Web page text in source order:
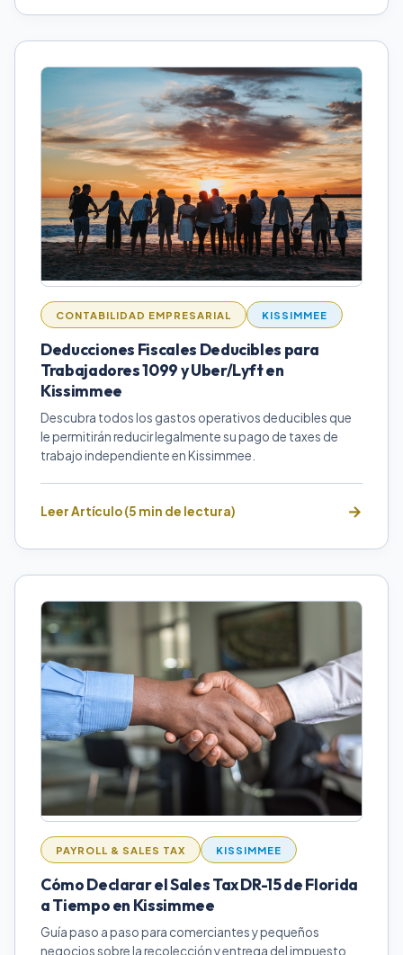
CONTABILIDAD EMPRESARIAL KISSIMMEE
Deducciones Fiscales Deducibles para
Trabajadores 1099 y Uber/Lyft en
Kissimmee
Descubra todos los gastos operativos deducibles que
le permitirán reducir legalmente su pago de taxes de
trabajo independiente en Kissimmee.
Leer Artículo (5 min de lectura)
PAYROLL & SALES TAX KISSIMMEE
Cómo Declarar el Sales Tax DR-15 de Florida
a Tiempo en Kissimmee
Guía paso a paso para comerciantes y pequeños
negocios sobre la recolección y entrega del impuesto